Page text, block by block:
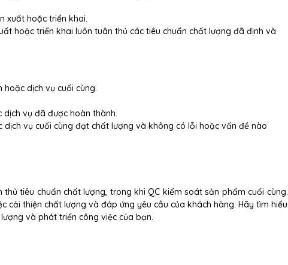
xuất hoặc triển khai.
hoặc triển khai luôn tuân thủ các tiêu chuẩn chất lượng đã định và
dịch vụ cuối cùng.
dịch vụ đã được hoàn thành.
vụ cuối cùng đạt chất lượng và không có lỗi hoặc vấn đề nào
tiêu chuẩn chất lượng, trong khi QC kiểm soát sản phẩm cuối cùng.
thiện chất lượng và đáp ứng yêu cầu của khách hàng. Hãy tìm hiểu
và phát triển công việc của bạn.